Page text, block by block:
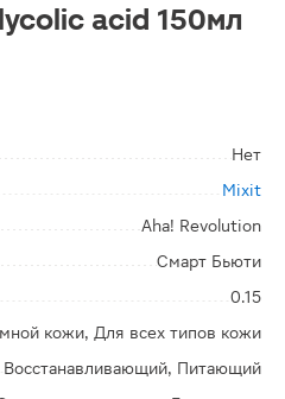
acid 150мл
Нет
Mixit
Aha! Revolution
Смарт Бьюти
0.15
кожи, Для всех типов кожи
Восстанавливающий, Питающий